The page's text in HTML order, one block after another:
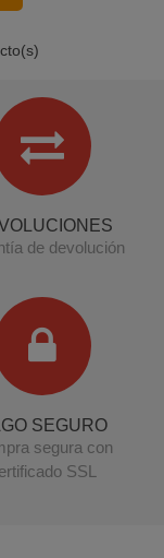
de devolución
SEGURO
segura con
SSL